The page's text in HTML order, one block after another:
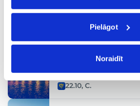
Pielāgot
Noraidīt
Aktīvajiem
28.10, T.
Ibiza IBZ
Tiešais,Brīvdienas
22.10, C.